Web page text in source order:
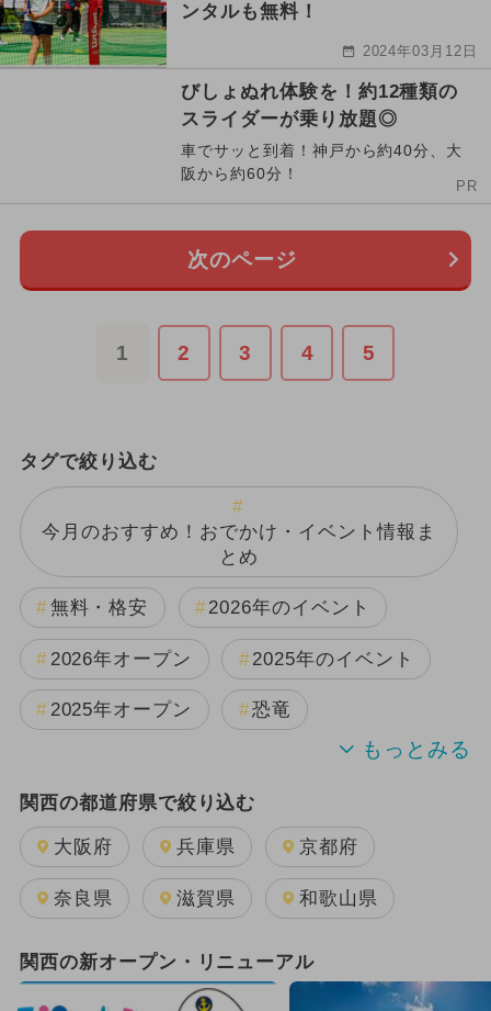
ンタルも無料！
2024年03月12日
びしょぬれ体験を！約12種類の
スライダーが乗り放題◎
車でサッと到着！神戸から約40分、大
阪から約60分！
PR
次のページ
1 2 3 4 5
タグで絞り込む
今月のおすすめ！おでかけ・イベント情報ま
とめ
無料・格安 2026年のイベント
2026年オープン 2025年のイベント
2025年オープン 恐竜
2024年のイベント
週末イベント関西パック 夏休み
日帰り 雨の日OK
2026年1月のイベント
関西の都道府県で絞り込む
大阪府 兵庫県 京都府
奈良県 滋賀県 和歌山県
関西の新オープン・リニューアル